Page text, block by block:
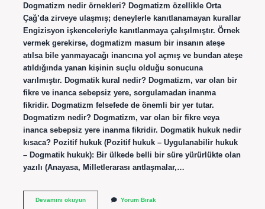
Dogmatizm nedir örnekleri? Dogmatizm özellikle Orta
Çağ’da zirveye ulaşmış; deneylerle kanıtlanamayan kurallar
Engizisyon işkenceleriyle kanıtlanmaya çalışılmıştır. Örnek
vermek gerekirse, dogmatizm masum bir insanın ateşe
atılsa bile yanmayacağı inancına yol açmış ve bundan ateşe
atıldığında yanan kişinin suçlu olduğu sonucuna
varılmıştır. Dogmatik kural nedir? Dogmatizm, var olan bir
fikre ve inanca sebepsiz yere, sorgulamadan inanma
fikridir. Dogmatizm felsefede de önemli bir yer tutar.
Dogmatizm nedir? Dogmatizm, var olan bir fikre veya
inanca sebepsiz yere inanma fikridir. Dogmatik hukuk nedir
kısaca? Pozitif hukuk (Pozitif hukuk – Uygulanabilir hukuk
– Dogmatik hukuk): Bir ülkede belli bir süre yürürlükte olan
yazılı (Anayasa, Milletlerarası antlaşmalar,…
Devamını okuyunDogmatik
Yorum Bırak